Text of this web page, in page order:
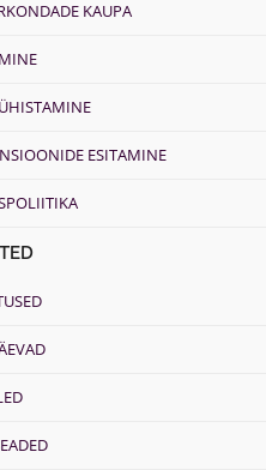
KAUPA
ESITAMINE